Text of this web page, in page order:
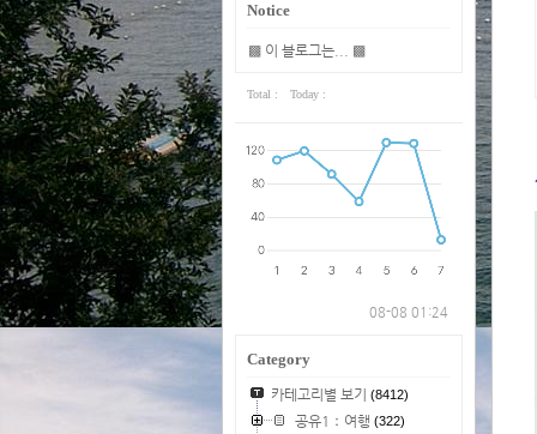
Notice
▩ 이 블로그는... ▩
Total : Today :
08-08 01:24
Category
카테고리별 보기 (8412)
공유1：여행 (322)